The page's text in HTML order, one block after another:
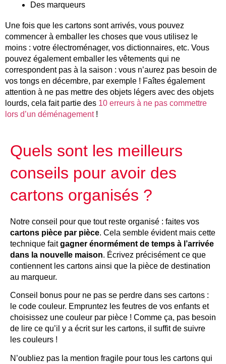
Des marqueurs
Une fois que les cartons sont arrivés, vous pouvez
commencer à emballer les choses que vous utilisez le
moins : votre électroménager, vos dictionnaires, etc. Vous
pouvez également emballer les vêtements qui ne
correspondent pas à la saison : vous n’aurez pas besoin de
vos tongs en décembre, par exemple ! Faîtes également
attention à ne pas mettre des objets légers avec des objets
lourds, cela fait partie des 10 erreurs à ne pas commettre
lors d’un déménagement!
Quels sont les meilleurs
conseils pour avoir des
cartons organisés ?
Notre conseil pour que tout reste organisé : faites vos
cartons pièce par pièce. Cela semble évident mais cette
technique faitgagner énormément de temps à l’arrivée
dans la nouvelle maison. Écrivez précisément ce que
contiennent les cartons ainsi que la pièce de destination
au marqueur.
Conseil bonus pour ne pas se perdre dans ses cartons :
le code couleur. Empruntez les feutres de vos enfants et
choisissez une couleur par pièce ! Comme ça, pas besoin
de lire ce qu’il y a écrit sur les cartons, il suffit de suivre
les couleurs !
N’oubliez pas la mention fragile pour tous les cartons qui